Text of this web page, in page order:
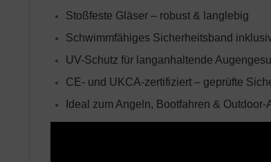
Stoßfeste Gläser – robust & langlebig
Schwimmfähiges Sicherheitsband
UV-Schutz für langanhaltende
CE- und UKCA-zertifiziert – geprüfte
Ideal zum Angeln, Bootfahren & Outdoor-